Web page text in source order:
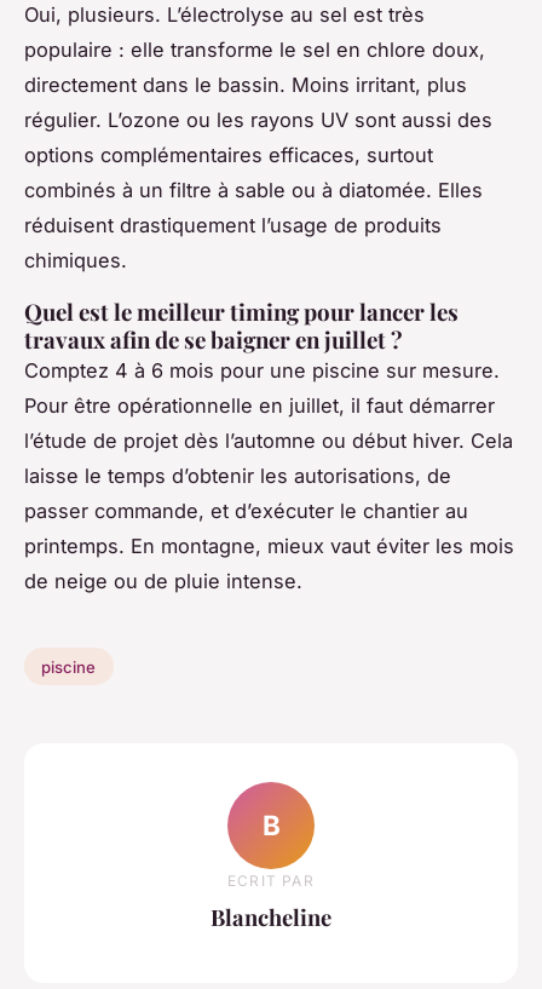
Oui, plusieurs. L’électrolyse au sel est très
populaire : elle transforme le sel en chlore doux,
directement dans le bassin. Moins irritant, plus
régulier. L’ozone ou les rayons UV sont aussi des
options complémentaires efficaces, surtout
combinés à un filtre à sable ou à diatomée. Elles
réduisent drastiquement l’usage de produits
chimiques.
Quel est le meilleur timing pour lancer les
travaux afin de se baigner en juillet ?
Comptez 4 à 6 mois pour une piscine sur mesure.
Pour être opérationnelle en juillet, il faut démarrer
l’étude de projet dès l’automne ou début hiver. Cela
laisse le temps d’obtenir les autorisations, de
passer commande, et d’exécuter le chantier au
printemps. En montagne, mieux vaut éviter les mois
de neige ou de pluie intense.
piscine
B
ECRIT PAR
Blancheline